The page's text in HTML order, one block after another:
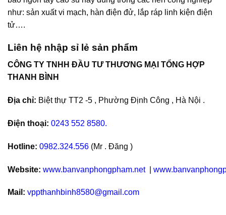
như: sản xuất vi mạch, hàn điện đử, lắp ráp linh kiện điện
tử….
Liên hệ nhập sỉ lẻ sản phẩm
CÔNG TY TNHH ĐẦU TƯ THƯƠNG MẠI TỔNG HỢP
THANH BÌNH
Địa chỉ: Biệt thự TT2 -5 , Phường Định Công , Hà Nội .
Điện thoại: 0243 552 8580.
Hotline: 0982.324.556 (Mr . Đăng )
Website: www.banvanphongpham.net
Mail: vppthanhbinh8580@gmail.com